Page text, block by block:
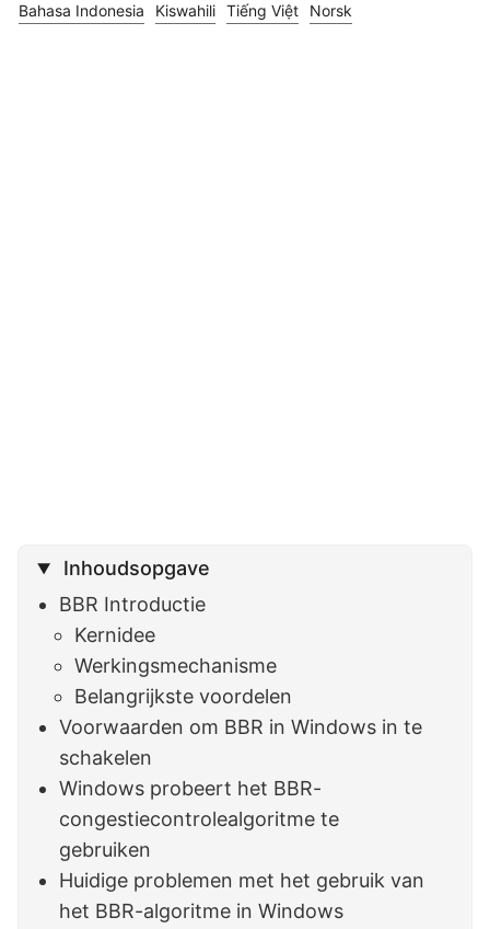
Bahasa Indonesia
Kiswahili Tiếng Việt Norsk
Inhoudsopgave
BBR Introductie
Kernidee
Werkingsmechanisme
Belangrijkste voordelen
Voorwaarden om BBR in Windows in te
schakelen
Windows probeert het BBR-
congestiecontrolealgoritme te
gebruiken
Huidige problemen met het gebruik van
het BBR-algoritme in Windows